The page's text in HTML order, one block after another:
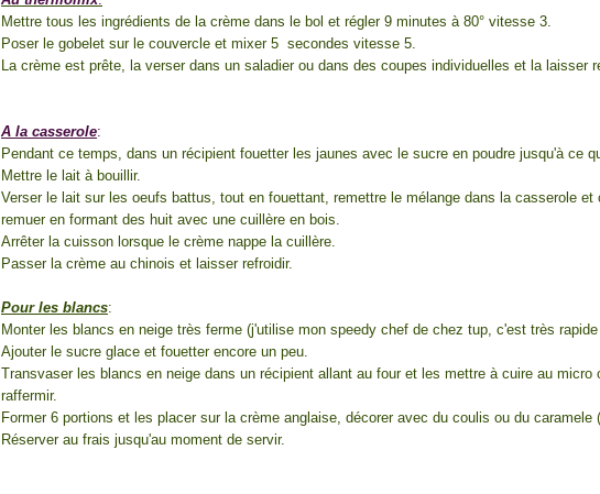
Mettre tous les ingrédients de la crème dans le bol et régler 9 minutes à 80° vitesse 3.
Poser le gobelet sur le couvercle et mixer 5 secondes vitesse 5.
La crème est prête, la verser dans un saladier ou dans des coupes individuelles et la laisser
A la casserole:
Pendant ce temps, dans un récipient fouetter les jaunes avec le sucre en poudre jusqu'à ce
Mettre le lait à bouillir.
Verser le lait sur les oeufs battus, tout en fouettant, remettre le mélange dans la casserole
remuer en formant des huit avec une cuillère en bois.
Arrêter la cuisson lorsque le crème nappe la cuillère.
Passer la crème au chinois et laisser refroidir.
Pour les blancs:
Monter les blancs en neige très ferme (j'utilise mon speedy chef de chez tup, c'est très
Ajouter le sucre glace et fouetter encore un peu.
Transvaser les blancs en neige dans un récipient allant au four et les mettre à cuire au
raffermir.
Former 6 portions et les placer sur la crème anglaise, décorer avec du coulis ou du caramele
Réserver au frais jusqu'au moment de servir.